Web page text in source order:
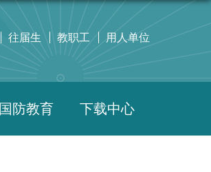
往届生 教职工 用人单位
国防教育 下载中心